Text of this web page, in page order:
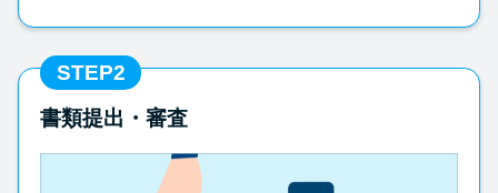
を分析
みずほ銀行カードローンの問い
合わせ先とシーン別の問い合わ
せ方法
STEP2
書類提出・審査